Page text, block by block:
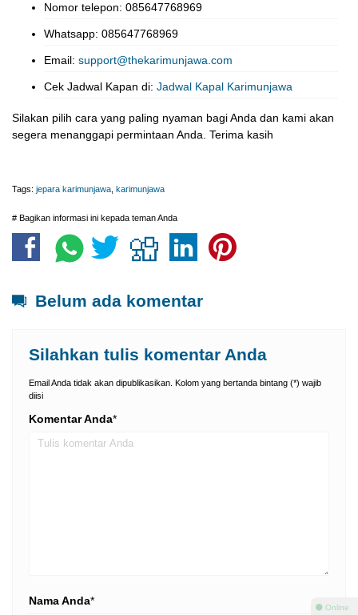
Nomor telepon: 085647768969
Whatsapp: 085647768969
Email: support@thekarimunjawa.com
Cek Jadwal Kapan di: Jadwal Kapal Karimunjawa
Silakan pilih cara yang paling nyaman bagi Anda dan kami akan
segera menanggapi permintaan Anda. Terima kasih
Tags: jepara karimunjawa karimunjawa
# Bagikan informasi ini kepada teman Anda
Belum ada komentar
Silahkan tulis komentar Anda
Email Anda tidak akan dipublikasikan. Kolom yang bertanda bintang (*) wajib
diisi
Komentar Anda*
Nama Anda*
⚫ Online